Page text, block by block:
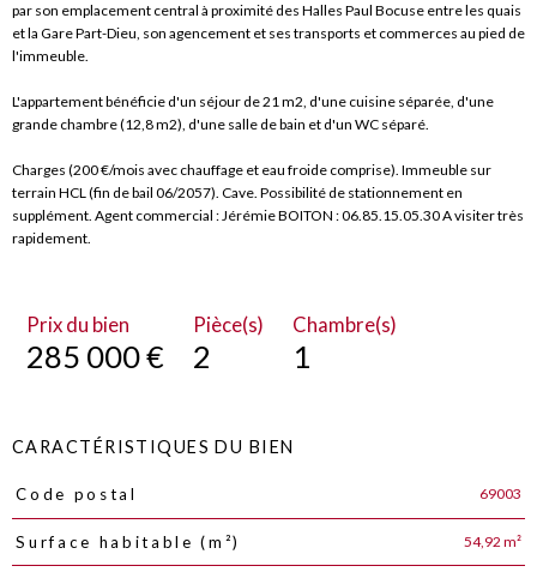
par son emplacement central à proximité des Halles Paul Bocuse entre les quais
et la Gare Part-Dieu, son agencement et ses transports et commerces au pied de
l'immeuble.
L'appartement bénéficie d'un séjour de 21 m2, d'une cuisine séparée, d'une
grande chambre (12,8 m2), d'une salle de bain et d'un WC séparé.
Charges (200 €/mois avec chauffage et eau froide comprise). Immeuble sur
terrain HCL (fin de bail 06/2057). Cave. Possibilité de stationnement en
supplément. Agent commercial : Jérémie BOITON : 06.85.15.05.30 A visiter très
rapidement.
Prix du bien
285 000 €
Pièce(s)
2
Chambre(s)
1
CARACTÉRISTIQUES DU BIEN
Caractéristiques
Code postal 69003
Surface habitable (m²) 54,92 m²